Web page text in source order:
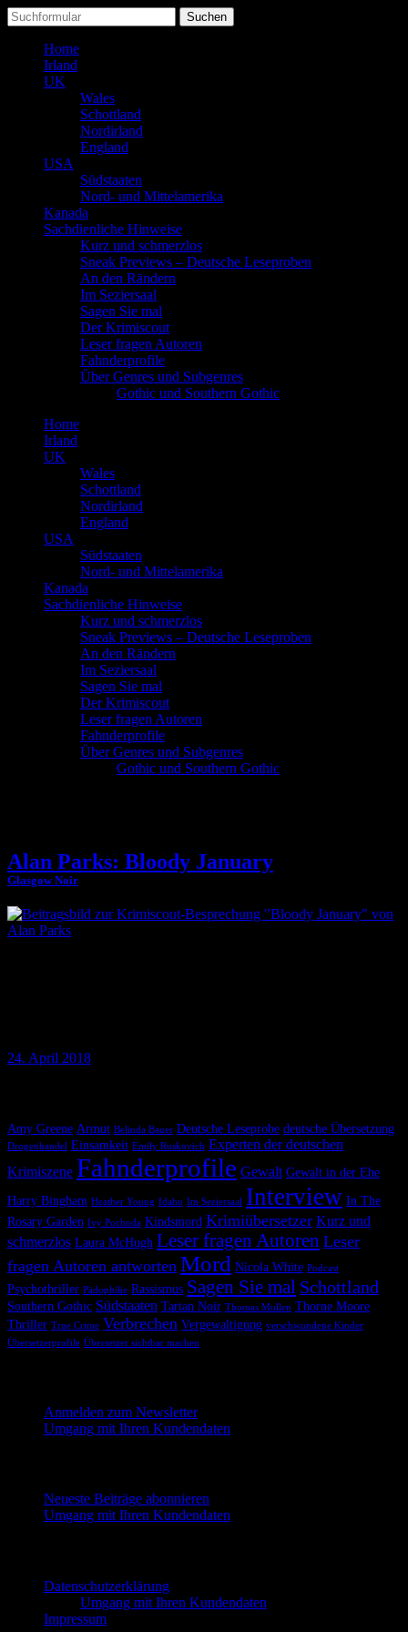
Suchen
nach:
Home
Irland
UK
Wales
Schottland
Nordirland
England
USA
Südstaaten
Nord- und Mittelamerika
Kanada
Sachdienliche Hinweise
Kurz und schmerzlos
Sneak Previews – Deutsche Leseproben
An den Rändern
Im Seziersaal
Sagen Sie mal
Der Krimiscout
Leser fragen Autoren
Fahnderprofile
Über Genres und Subgenres
Gothic und Southern Gothic
Home
Irland
UK
Wales
Schottland
Nordirland
England
USA
Südstaaten
Nord- und Mittelamerika
Kanada
Sachdienliche Hinweise
Kurz und schmerzlos
Sneak Previews – Deutsche Leseproben
An den Rändern
Im Seziersaal
Sagen Sie mal
Der Krimiscout
Leser fragen Autoren
Fahnderprofile
Über Genres und Subgenres
Gothic und Southern Gothic
Alan Parks: Bloody January
Glasgow Noir
24. April 2018
Amy Greene Armut Belinda Bauer Deutsche Leseprobe deutsche Übersetzung
Drogenhandel Einsamkeit Emily Ruskovich Experten der deutschen
Krimiszene Fahnderprofile Gewalt Gewalt in der Ehe
Harry Bingham Heather Young Idaho Im Seziersaal Interview In The
Rosary Garden Ivy Pochoda Kindsmord Krimiübersetzer Kurz und
schmerzlos Laura McHugh Leser fragen Autoren Leser
fragen Autoren antworten Mord Nicola White Podcast
Psychothriller Pädophilie Rassismus Sagen Sie mal Schottland
Southern Gothic Südstaaten Tartan Noir Thomas Mullen Thorne Moore
Thriller True Crime Verbrechen Vergewaltigung verschwundene Kinder
Übersetzerprofile Übersetzer sichtbar machen
Anmelden zum Newsletter
Umgang mit Ihren Kundendaten
Neueste Beiträge abonnieren
Umgang mit Ihren Kundendaten
Datenschutzerklärung
Umgang mit Ihren Kundendaten
Impressum